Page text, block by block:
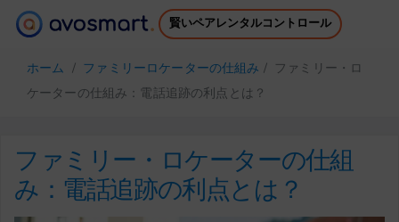
賢いペアレンタルコントロール
仕組み
価格
ダウンロード
サポート
ログイン
サインアップ
ホーム / ファミリーロケーターの仕組み / ファミリー・ロ
ケーターの仕組み：電話追跡の利点とは？
ファミリー・ロケーターの仕組
み：電話追跡の利点とは？